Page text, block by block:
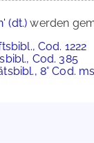
(dt.) werden
Cod. 1222
Cod. 385
8° Cod.